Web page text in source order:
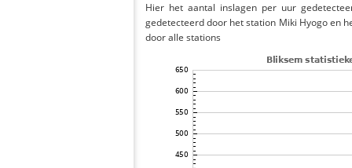
Hier het aantal inslagen per uur
gedetecteerd door het station Miki Hyogo en
door alle stations